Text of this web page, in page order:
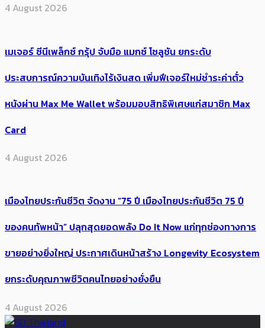
4 August 2026
เมเจอร์ ซีนีเพล็กซ์ กรุ้ป จับมือ แมกซ์ โซลูชัน ยกระดับ
ประสบการณ์ความบันเทิงไร้เงินสด เพิ่มฟีเจอร์ใหม่ชำระค่าตั๋ว
หนังผ่าน Max Me Wallet พร้อมมอบสิทธิพิเศษแก่สมาชิก Max
Card
4 August 2026
เมืองไทยประกันชีวิต จัดงาน “75 ปี เมืองไทยประกันชีวิต 75 ปี
ของคนทัพหน้า” ปลุกสุดยอดพลัง Do It Now แก่ทุกช่องทางการ
ขายอย่างยิ่งใหญ่ ประกาศเดินหน้าสร้าง Longevity Ecosystem
ยกระดับคุณภาพชีวิตคนไทยอย่างยั่งยืน
4 August 2026